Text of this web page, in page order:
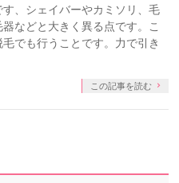
す、シェイバーやカミソリ、毛
などと大きく異る点です。こ
でも行うことです。力で引き
この記事を読む